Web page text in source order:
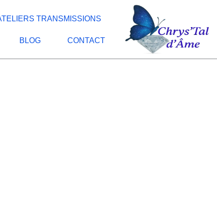
TRANSMISSIONS
BLOG CONTACT